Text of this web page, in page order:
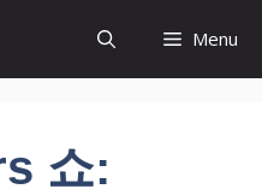
Menu
쇼: